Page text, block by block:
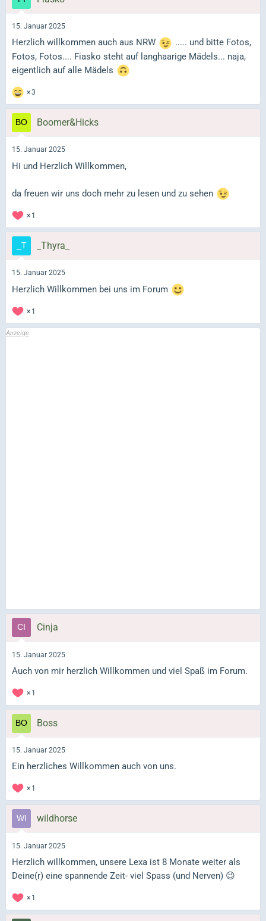
15. Januar 2025
Herzlich willkommen auch aus NRW
..... und bitte Fotos,
Fotos, Fotos.... Fiasko steht auf langhaarige Mädels... naja,
eigentlich auf alle Mädels
3
Boomer&Hicks
15. Januar 2025
Hi und Herzlich Willkommen,
da freuen wir uns doch mehr zu lesen und zu sehen
1
_Thyra_
15. Januar 2025
Herzlich Willkommen bei uns im Forum
1
Cinja
15. Januar 2025
Auch von mir herzlich Willkommen und viel Spaß im Forum.
1
Boss
15. Januar 2025
Ein herzliches Willkommen auch von uns.
1
wildhorse
15. Januar 2025
Herzlich willkommen, unsere Lexa ist 8 Monate weiter als
Deine(r) eine spannende Zeit- viel Spass (und Nerven) 😉
1